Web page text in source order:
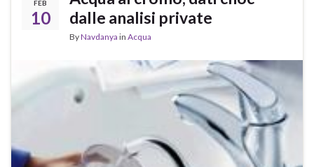
FEB
10
dalle analisi private
ByNavdanya in Acqua